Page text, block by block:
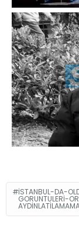
ISTANBUL-DA-
GORUNTULERI-